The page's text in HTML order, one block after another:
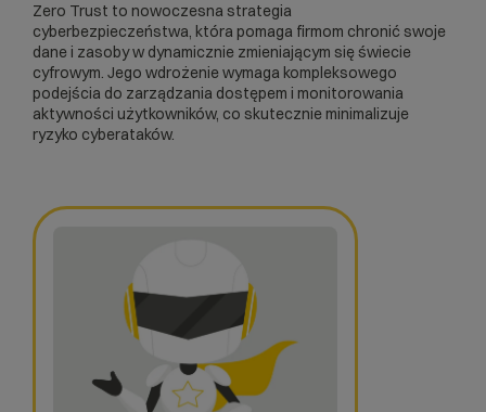
Zero Trust to nowoczesna strategia
cyberbezpieczeństwa, która pomaga firmom chronić swoje
dane i zasoby w dynamicznie zmieniającym się świecie
cyfrowym. Jego wdrożenie wymaga kompleksowego
podejścia do zarządzania dostępem i monitorowania
aktywności użytkowników, co skutecznie minimalizuje
ryzyko cyberataków.